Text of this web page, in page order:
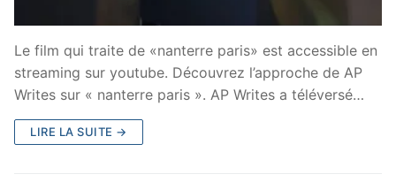
Le film qui traite de «nanterre paris» est accessible en
streaming sur youtube. Découvrez l’approche de AP
Writes sur « nanterre paris ». AP Writes a téléversé…
LIRE LA SUITE →